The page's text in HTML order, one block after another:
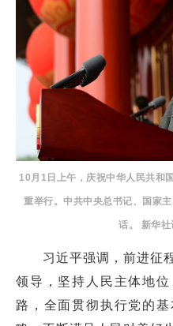
10月1日上午，庆祝中华人民共和
重举行。中共中央总书记、国家
话。 新华
习近平强调，前进征程
领导，坚持人民主体地
路，全面贯彻执行党的